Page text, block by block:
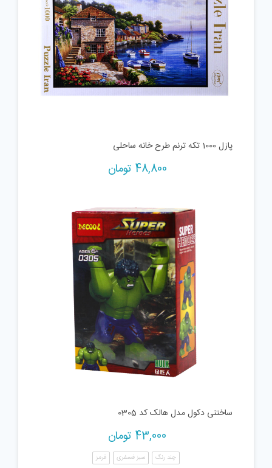
پازل 1000 تکه ترنم طرح خانه ساحلی
48,800 تومان
ساختنی دکول مدل هالک کد 0305
43,000 تومان
چند رنگ سبز فسفری قرمز